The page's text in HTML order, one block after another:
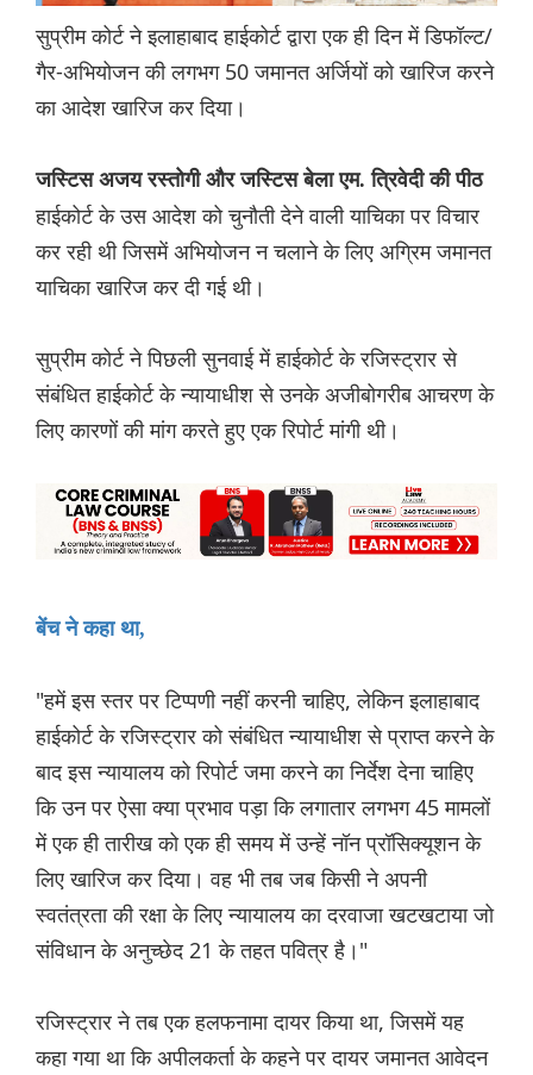
सुप्रीम कोर्ट ने इलाहाबाद हाईकोर्ट द्वारा एक ही दिन में डिफॉल्ट/
गैर-अभियोजन की लगभग 50 जमानत अर्जियों को खारिज करने
का आदेश खारिज कर दिया।
जस्टिस अजय रस्तोगी और जस्टिस बेला एम. त्रिवेदी की पीठ
हाईकोर्ट के उस आदेश को चुनौती देने वाली याचिका पर विचार
कर रही थी जिसमें अभियोजन न चलाने के लिए अग्रिम जमानत
याचिका खारिज कर दी गई थी।
सुप्रीम कोर्ट ने पिछली सुनवाई में हाईकोर्ट के रजिस्ट्रार से
संबंधित हाईकोर्ट के न्यायाधीश से उनके अजीबोगरीब आचरण के
लिए कारणों की मांग करते हुए एक रिपोर्ट मांगी थी।
बेंच ने कहा था,
"हमें इस स्तर पर टिप्पणी नहीं करनी चाहिए, लेकिन इलाहाबाद
हाईकोर्ट के रजिस्ट्रार को संबंधित न्यायाधीश से प्राप्त करने के
बाद इस न्यायालय को रिपोर्ट जमा करने का निर्देश देना चाहिए
कि उन पर ऐसा क्या प्रभाव पड़ा कि लगातार लगभग 45 मामलों
में एक ही तारीख को एक ही समय में उन्हें नॉन प्रॉसिक्यूशन के
लिए खारिज कर दिया। वह भी तब जब किसी ने अपनी
स्वतंत्रता की रक्षा के लिए न्यायालय का दरवाजा खटखटाया जो
संविधान के अनुच्छेद 21 के तहत पवित्र है।"
रजिस्ट्रार ने तब एक हलफनामा दायर किया था, जिसमें यह
कहा गया था कि अपीलकर्ता के कहने पर दायर जमानत आवेदन